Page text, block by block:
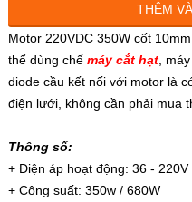
THÊM
Motor 220VDC 350W cốt
thể dùng chế máy cắt hạt,
diode cầu kết nối với motor là
điện lưới, không cần phải mua
Thông số:
+ Điện áp hoạt động: 36 - 220V
+ Công suất: 350w / 680W